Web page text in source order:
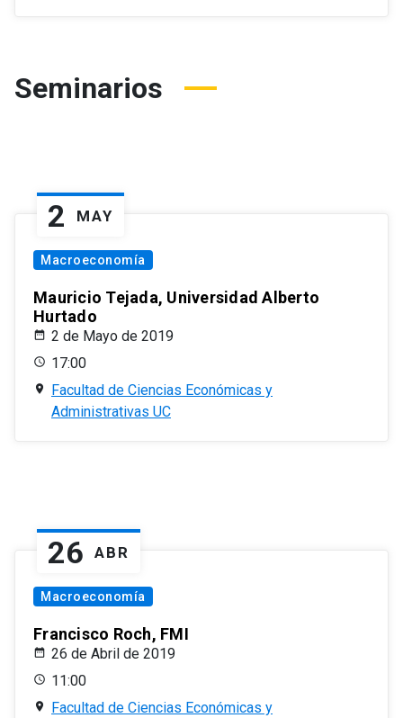
Seminarios
2 MAY
Macroeconomía
Mauricio Tejada, Universidad Alberto
Hurtado
2 de Mayo de 2019
17:00
Facultad de Ciencias Económicas y
Administrativas UC
26 ABR
Macroeconomía
Francisco Roch, FMI
26 de Abril de 2019
11:00
Facultad de Ciencias Económicas y